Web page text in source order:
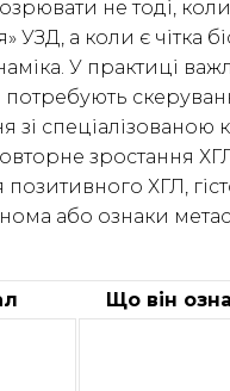
не тоді,
УЗД, а коли є чітка
У практиці
потребують
зі спеціалізованою
зростання
ХГЛ,
або ознаки
Що він